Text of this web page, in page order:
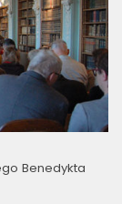
Benedykta